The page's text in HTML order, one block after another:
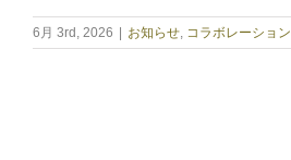
6月 3rd, 2026 お知らせ, コラボレーション